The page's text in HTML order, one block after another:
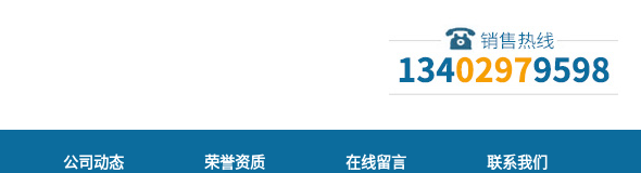
公司动态 荣誉资质 在线留言 联系我们